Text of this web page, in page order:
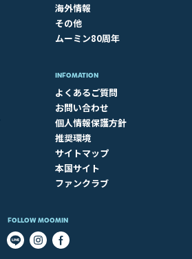
海外情報
その他
ムーミン80周年
INFOMATION
よくあるご質問
お問い合わせ
個人情報保護方針
推奨環境
サイトマップ
本国サイト
ファンクラブ
FOLLOW MOOMIN